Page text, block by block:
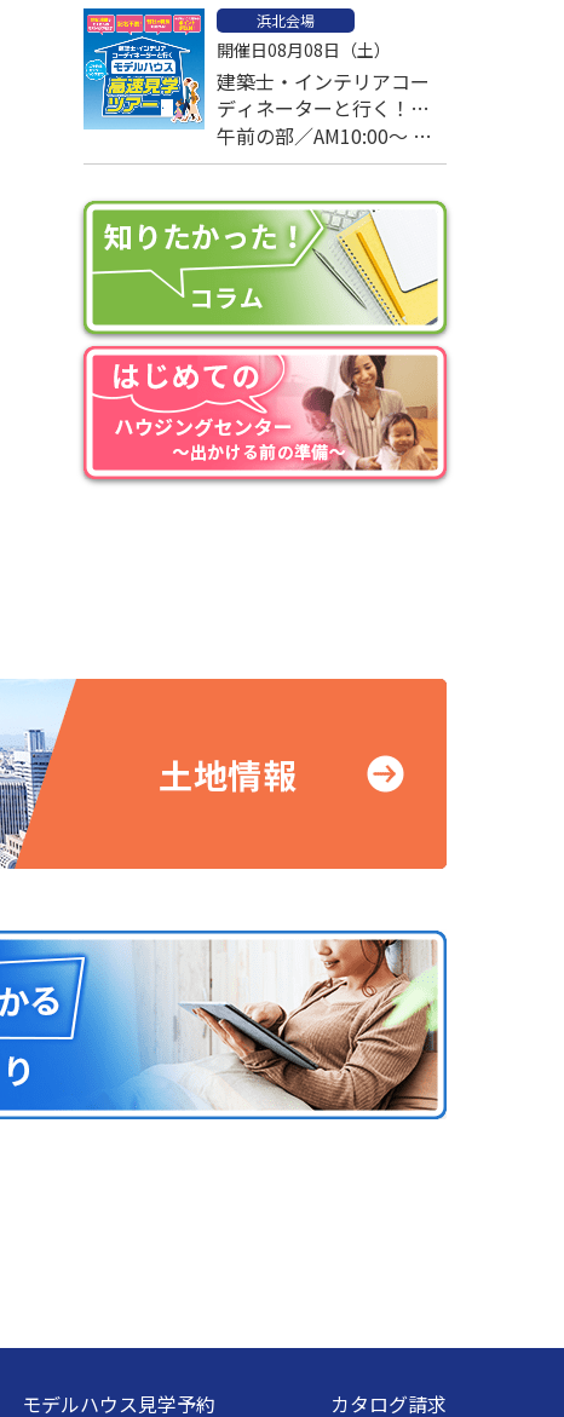
浜北会場
開催日08月08日（土）
建築士・インテリアコー
ディネーターと行く！モ
デルハウス高速見学ツア
ー
午前の部／AM10:00～ 午
後の部／PM1:00～
モデルハウス見学予約 カタログ請求